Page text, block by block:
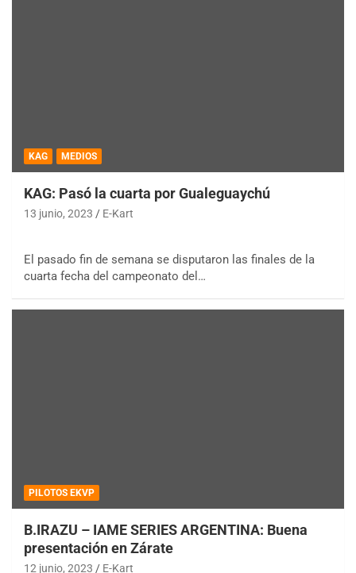
KAG MEDIOS
KAG: Pasó la cuarta por Gualeguaychú
13 junio, 2023 E-Kart
El pasado fin de semana se disputaron las finales de la
cuarta fecha del campeonato del…
PILOTOS EKVP
B.IRAZU – IAME SERIES ARGENTINA: Buena
presentación en Zárate
12 junio, 2023 E-Kart